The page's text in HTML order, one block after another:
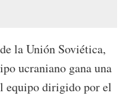
la Unión Soviética,
ucraniano gana una
equipo dirigido por el